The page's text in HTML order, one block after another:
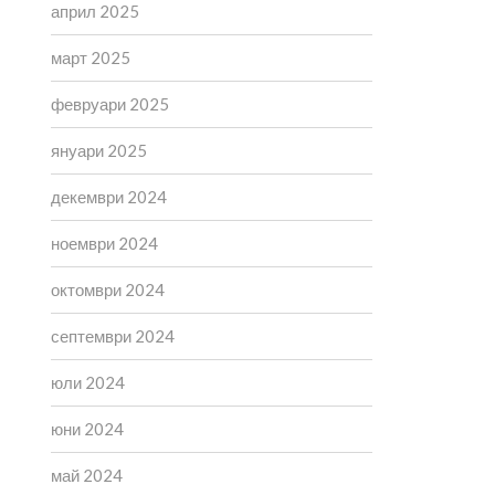
април 2025
март 2025
февруари 2025
януари 2025
декември 2024
ноември 2024
октомври 2024
септември 2024
юли 2024
юни 2024
май 2024